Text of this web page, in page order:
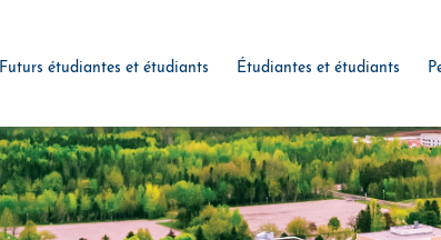
Futurs étudiantes et étudiants Étudiantes et étudiants